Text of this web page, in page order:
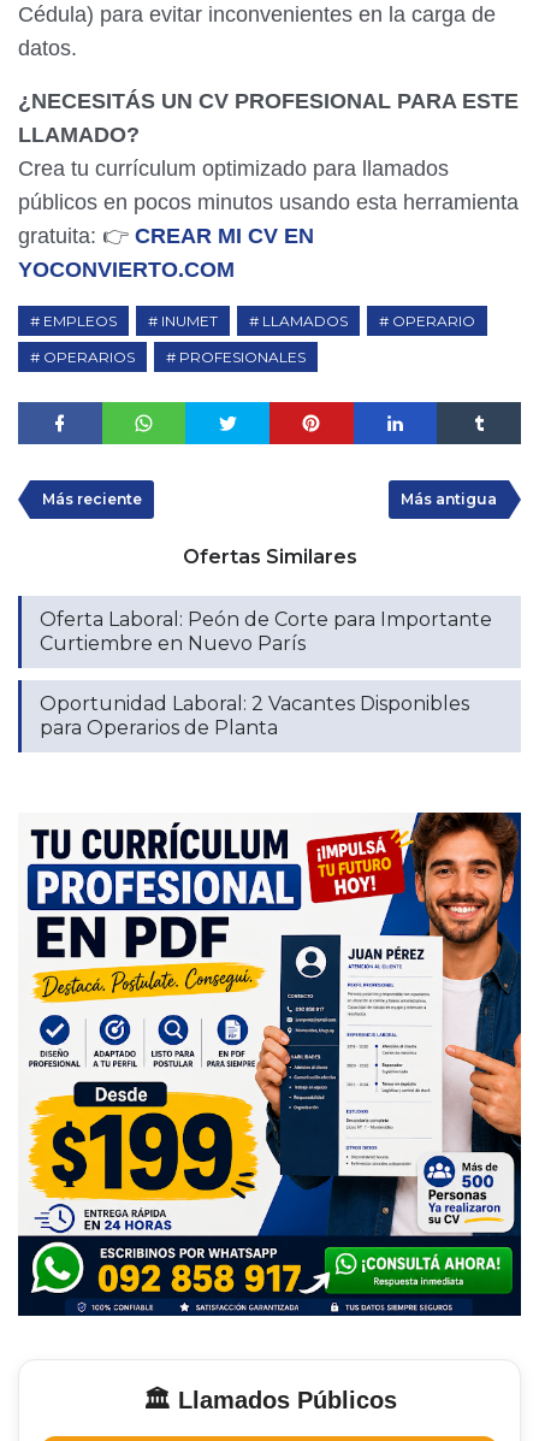
Cédula) para evitar inconvenientes en la carga de
datos.
¿NECESITÁS UN CV PROFESIONAL PARA ESTE
LLAMADO?
Crea tu currículum optimizado para llamados
públicos en pocos minutos usando esta herramienta
gratuita: 👉 CREAR MI CV EN
YOCONVIERTO.COM
EMPLEOS INUMET LLAMADOS
OPERARIO
OPERARIOS
PROFESIONALES
Más reciente Más antigua
Ofertas Similares
Oferta Laboral: Peón de Corte para Importante
Curtiembre en Nuevo París
Oportunidad Laboral: 2 Vacantes Disponibles
para Operarios de Planta
🏛️ Llamados Públicos